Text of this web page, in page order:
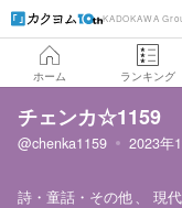
KADOKAWA
ホーム ランキング
チェンカ☆1159
@chenka1159 2023年
詩・童話・その他
現